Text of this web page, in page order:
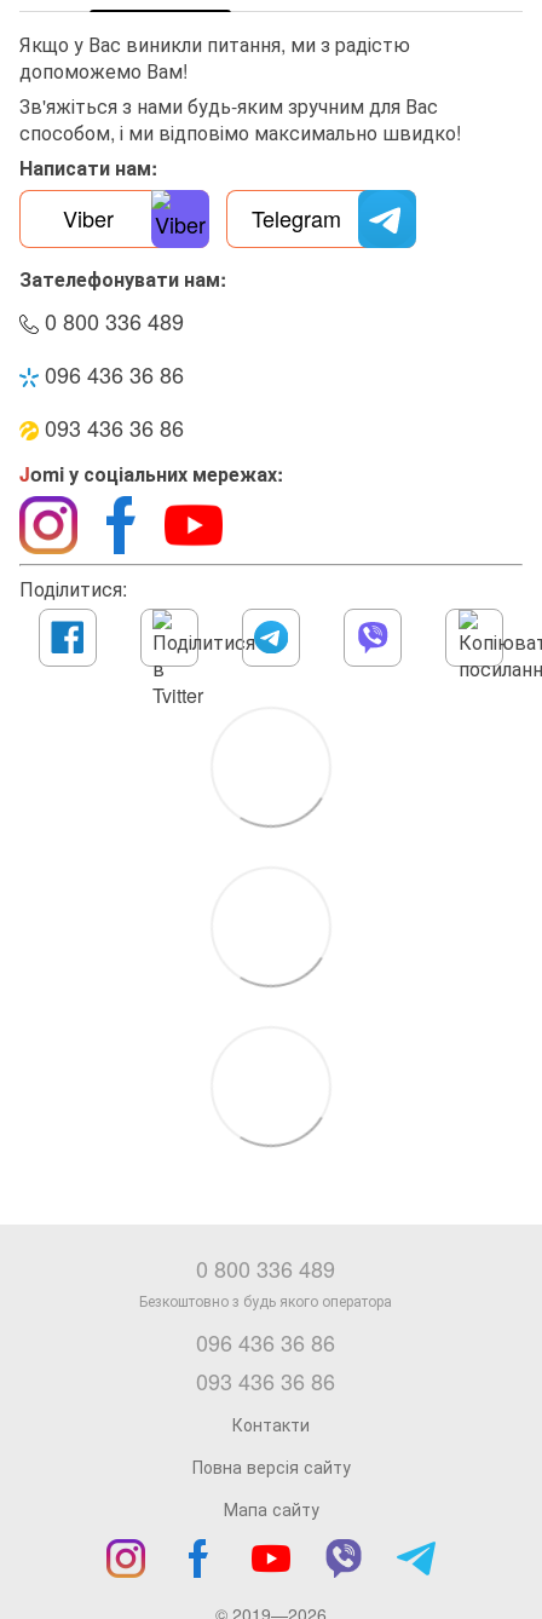
Якщо у Вас виникли питання, ми з радістю
допоможемо Вам!
Зв'яжіться з нами будь-яким зручним для Вас
способом, і ми відповімо максимально швидко!
Написати нам:
Viber Telegram
Зателефонувати нам:
0 800 336 489
096 436 36 86
093 436 36 86
Jomi у соціальних мережах:
Поділитися:
0 800 336 489
096 436 36 86
093 436 36 86
Контакти
Повна версія сайту
Мапа сайту
© 2019—2026